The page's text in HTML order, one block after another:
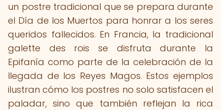
un postre tradicional que se prepara durante
el Día de los Muertos para honrar a los seres
queridos fallecidos. En Francia, la tradicional
galette des rois se disfruta durante la
Epifanía como parte de la celebración de la
llegada de los Reyes Magos. Estos ejemplos
ilustran cómo los postres no solo satisfacen el
paladar, sino que también reflejan la rica